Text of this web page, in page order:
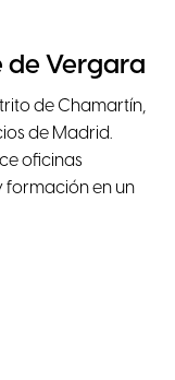
de Vergara
de Chamartín,
de Madrid.
oficinas
formación en un